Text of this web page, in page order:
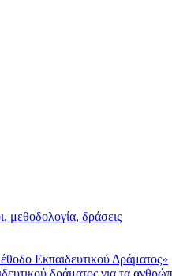
μεθοδολογία, δράσεις
Εκπαιδευτικού Δράματος»
δράματος για τα